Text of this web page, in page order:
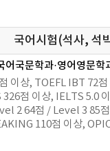
국어시험(석사, 석
어국문학과·영어영문학
이상, TOEFL IBT 72점
점 이상, IELTS 5.0
2 64점 / Level 3 85
110점 이상,